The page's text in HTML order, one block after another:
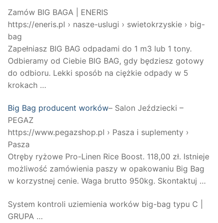
Zamów BIG BAGA | ENERIS
https://eneris.pl › nasze-uslugi › swietokrzyskie › big-
bag
Zapełniasz BIG BAG odpadami do 1 m3 lub 1 tony.
Odbieramy od Ciebie BIG BAG, gdy będziesz gotowy
do odbioru. Lekki sposób na ciężkie odpady w 5
krokach …
Big Bag producent worków– Salon Jeździecki –
PEGAZ
https://www.pegazshop.pl › Pasza i suplementy ›
Pasza
Otręby ryżowe Pro-Linen Rice Boost. 118,00 zł. Istnieje
możliwość zamówienia paszy w opakowaniu Big Bag
w korzystnej cenie. Waga brutto 950kg. Skontaktuj​ …
System kontroli uziemienia worków big-bag typu C |
GRUPA …